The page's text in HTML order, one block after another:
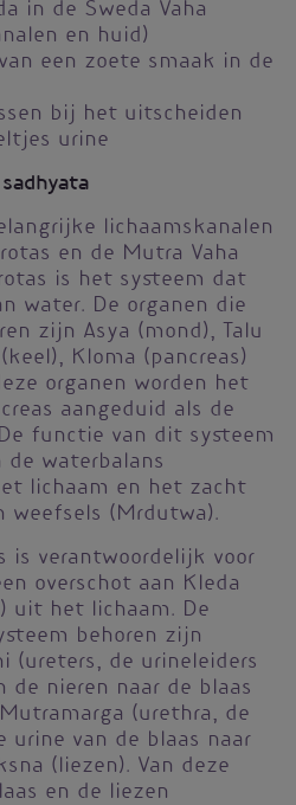
in de Sweda Vaha
en huid)
een zoete smaak in de
bij het uitscheiden
urine
lichaamskanalen
en de Mutra Vaha
is het systeem dat
water. De organen die
zijn Asya (mond), Talu
Kloma (pancreas)
organen worden het
aangeduid als de
functie van dit systeem
de waterbalans
lichaam en het zacht
weefsels (Mrdutwa).
is verantwoordelijk voor
overschot aan Kleda
uit het lichaam. De
behoren zijn
(ureters, de urineleiders
de nieren naar de blaas
(urethra, de
urine van de blaas naar
(liezen). Van deze
en de liezen